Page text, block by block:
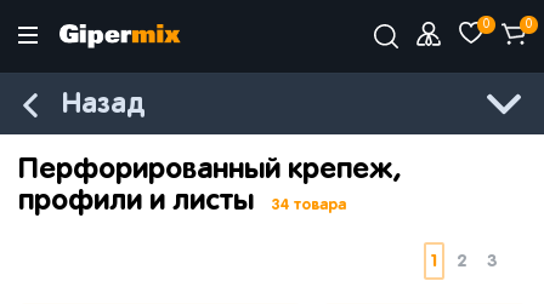
0 0
Назад
Перфорированный крепеж,
профили и листы
34 товара
1 2 3